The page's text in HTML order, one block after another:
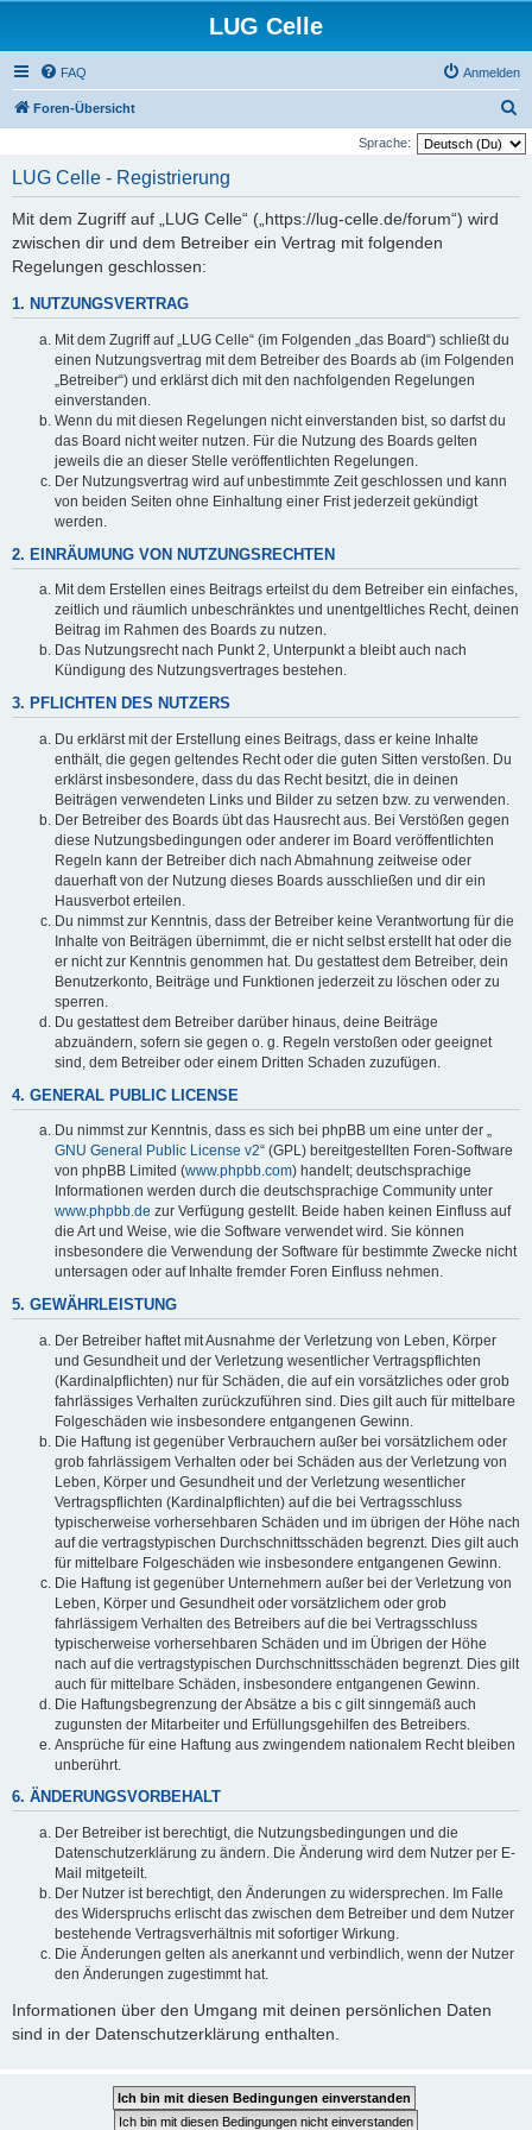
LUG Celle
FAQ Anmelden
Foren-Übersicht
u
Sprache:
LUG Celle - Registrierung
Mit dem Zugriff auf „LUG Celle“ („https://lug-celle.de/forum“) wird
zwischen dir und dem Betreiber ein Vertrag mit folgenden
Regelungen geschlossen:
1. NUTZUNGSVERTRAG
Mit dem Zugriff auf „LUG Celle“ (im Folgenden „das Board“) schließt du
einen Nutzungsvertrag mit dem Betreiber des Boards ab (im Folgenden
„Betreiber“) und erklärst dich mit den nachfolgenden Regelungen
einverstanden.
Wenn du mit diesen Regelungen nicht einverstanden bist, so darfst du
das Board nicht weiter nutzen. Für die Nutzung des Boards gelten
jeweils die an dieser Stelle veröffentlichten Regelungen.
Der Nutzungsvertrag wird auf unbestimmte Zeit geschlossen und kann
von beiden Seiten ohne Einhaltung einer Frist jederzeit gekündigt
werden.
2. EINRÄUMUNG VON NUTZUNGSRECHTEN
Mit dem Erstellen eines Beitrags erteilst du dem Betreiber ein einfaches,
zeitlich und räumlich unbeschränktes und unentgeltliches Recht, deinen
Beitrag im Rahmen des Boards zu nutzen.
Das Nutzungsrecht nach Punkt 2, Unterpunkt a bleibt auch nach
Kündigung des Nutzungsvertrages bestehen.
3. PFLICHTEN DES NUTZERS
Du erklärst mit der Erstellung eines Beitrags, dass er keine Inhalte
enthält, die gegen geltendes Recht oder die guten Sitten verstoßen. Du
erklärst insbesondere, dass du das Recht besitzt, die in deinen
Beiträgen verwendeten Links und Bilder zu setzen bzw. zu verwenden.
Der Betreiber des Boards übt das Hausrecht aus. Bei Verstößen gegen
diese Nutzungsbedingungen oder anderer im Board veröffentlichten
Regeln kann der Betreiber dich nach Abmahnung zeitweise oder
dauerhaft von der Nutzung dieses Boards ausschließen und dir ein
Hausverbot erteilen.
Du nimmst zur Kenntnis, dass der Betreiber keine Verantwortung für die
Inhalte von Beiträgen übernimmt, die er nicht selbst erstellt hat oder die
er nicht zur Kenntnis genommen hat. Du gestattest dem Betreiber, dein
Benutzerkonto, Beiträge und Funktionen jederzeit zu löschen oder zu
sperren.
Du gestattest dem Betreiber darüber hinaus, deine Beiträge
abzuändern, sofern sie gegen o. g. Regeln verstoßen oder geeignet
sind, dem Betreiber oder einem Dritten Schaden zuzufügen.
4. GENERAL PUBLIC LICENSE
Du nimmst zur Kenntnis, dass es sich bei phpBB um eine unter der „
GNU General Public License v2“ (GPL) bereitgestellten Foren-Software
von phpBB Limited (www.phpbb.com) handelt; deutschsprachige
Informationen werden durch die deutschsprachige Community unter
www.phpbb.de zur Verfügung gestellt. Beide haben keinen Einfluss auf
die Art und Weise, wie die Software verwendet wird. Sie können
insbesondere die Verwendung der Software für bestimmte Zwecke nicht
untersagen oder auf Inhalte fremder Foren Einfluss nehmen.
5. GEWÄHRLEISTUNG
Der Betreiber haftet mit Ausnahme der Verletzung von Leben, Körper
und Gesundheit und der Verletzung wesentlicher Vertragspflichten
(Kardinalpflichten) nur für Schäden, die auf ein vorsätzliches oder grob
fahrlässiges Verhalten zurückzuführen sind. Dies gilt auch für mittelbare
Folgeschäden wie insbesondere entgangenen Gewinn.
Die Haftung ist gegenüber Verbrauchern außer bei vorsätzlichem oder
grob fahrlässigem Verhalten oder bei Schäden aus der Verletzung von
Leben, Körper und Gesundheit und der Verletzung wesentlicher
Vertragspflichten (Kardinalpflichten) auf die bei Vertragsschluss
typischerweise vorhersehbaren Schäden und im übrigen der Höhe nach
auf die vertragstypischen Durchschnittsschäden begrenzt. Dies gilt auch
für mittelbare Folgeschäden wie insbesondere entgangenen Gewinn.
Die Haftung ist gegenüber Unternehmern außer bei der Verletzung von
Leben, Körper und Gesundheit oder vorsätzlichem oder grob
fahrlässigem Verhalten des Betreibers auf die bei Vertragsschluss
typischerweise vorhersehbaren Schäden und im Übrigen der Höhe
nach auf die vertragstypischen Durchschnittsschäden begrenzt. Dies gilt
auch für mittelbare Schäden, insbesondere entgangenen Gewinn.
Die Haftungsbegrenzung der Absätze a bis c gilt sinngemäß auch
zugunsten der Mitarbeiter und Erfüllungsgehilfen des Betreibers.
Ansprüche für eine Haftung aus zwingendem nationalem Recht bleiben
unberührt.
6. ÄNDERUNGSVORBEHALT
Der Betreiber ist berechtigt, die Nutzungsbedingungen und die
Datenschutzerklärung zu ändern. Die Änderung wird dem Nutzer per E-
Mail mitgeteilt.
Der Nutzer ist berechtigt, den Änderungen zu widersprechen. Im Falle
des Widerspruchs erlischt das zwischen dem Betreiber und dem Nutzer
bestehende Vertragsverhältnis mit sofortiger Wirkung.
Die Änderungen gelten als anerkannt und verbindlich, wenn der Nutzer
den Änderungen zugestimmt hat.
Informationen über den Umgang mit deinen persönlichen Daten
sind in der Datenschutzerklärung enthalten.